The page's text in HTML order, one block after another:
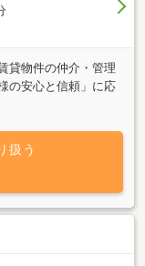
貸物件の仲介・管理
の安心と信頼」に応
、ご相談下さい。社
扱う